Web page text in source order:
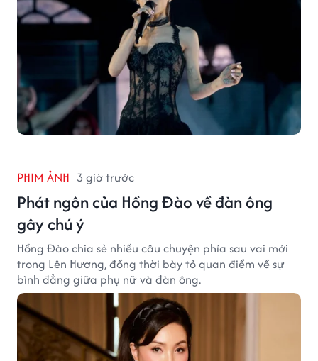
PHIM ẢNH 3 giờ trước
Phát ngôn của Hồng Đào về đàn ông
gây chú ý
Hồng Đào chia sẻ nhiều câu chuyện phía sau vai mới
trong Lên Hương, đồng thời bày tỏ quan điểm về sự
bình đẳng giữa phụ nữ và đàn ông.